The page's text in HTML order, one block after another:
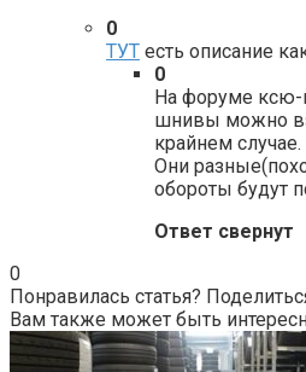
0
ТУТ есть описание
0
На форуме ксю-
шнивы можно
крайнем случае.
Они
обороты будут
Ответ свернут
0
Понравилась статья?
Вам также может быть